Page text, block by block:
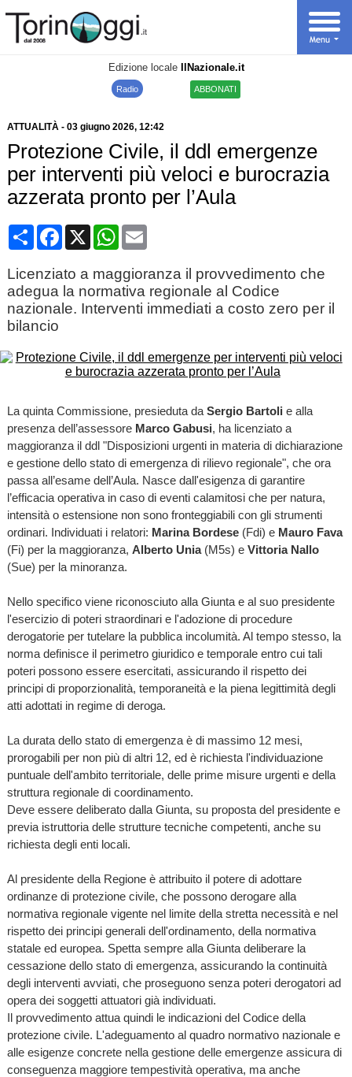
Edizione locale IlNazionale.it
Radio ABBONATI
ATTUALITÀ- 03 giugno 2026, 12:42
Protezione Civile, il ddl emergenze
per interventi più veloci e burocrazia
azzerata pronto per l’Aula
CondividiFacebook
X WhatsApp
Email
Licenziato a maggioranza il provvedimento che
adegua la normativa regionale al Codice
nazionale. Interventi immediati a costo zero per il
bilancio
La quinta Commissione, presieduta da Sergio Bartoli e alla
presenza dell’assessore Marco Gabusi, ha licenziato a
maggioranza il ddl "Disposizioni urgenti in materia di dichiarazione
e gestione dello stato di emergenza di rilievo regionale", che ora
passa all’esame dell’Aula. Nasce dall'esigenza di garantire
l’efficacia operativa in caso di eventi calamitosi che per natura,
intensità o estensione non sono fronteggiabili con gli strumenti
ordinari. Individuati i relatori: Marina Bordese (Fdi) eMauro Fava
(Fi) per la maggioranza, Alberto Unia (M5s) e Vittoria Nallo
(Sue) per la minoranza.
Nello specifico viene riconosciuto alla Giunta e al suo presidente
l'esercizio di poteri straordinari e l'adozione di procedure
derogatorie per tutelare la pubblica incolumità. Al tempo stesso, la
norma definisce il perimetro giuridico e temporale entro cui tali
poteri possono essere esercitati, assicurando il rispetto dei
principi di proporzionalità, temporaneità e la piena legittimità degli
atti adottati in regime di deroga.
La durata dello stato di emergenza è di massimo 12 mesi,
prorogabili per non più di altri 12, ed è richiesta l'individuazione
puntuale dell'ambito territoriale, delle prime misure urgenti e della
struttura regionale di coordinamento.
Deve essere deliberato dalla Giunta, su proposta del presidente e
previa istruttoria delle strutture tecniche competenti, anche su
richiesta degli enti locali.
Al presidente della Regione è attribuito il potere di adottare
ordinanze di protezione civile, che possono derogare alla
normativa regionale vigente nel limite della stretta necessità e nel
rispetto dei principi generali dell'ordinamento, della normativa
statale ed europea. Spetta sempre alla Giunta deliberare la
cessazione dello stato di emergenza, assicurando la continuità
degli interventi avviati, che proseguono senza poteri derogatori ad
opera dei soggetti attuatori già individuati.
Il provvedimento attua quindi le indicazioni del Codice della
protezione civile. L'adeguamento al quadro normativo nazionale e
alle esigenze concrete nella gestione delle emergenze assicura di
conseguenza maggiore tempestività operativa, ma anche